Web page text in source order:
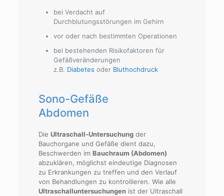
bei Verdacht auf
Durchblutungsstörungen im Gehirn
vor oder nach bestimmten Operationen
bei bestehenden Risikofaktoren für
Gefäßveränderungen
z.B. Diabetes oder Bluthochdruck
Sono-Gefäße
Abdomen
DieUltraschall-Untersuchung der
Bauchorgane und Gefäße dient dazu,
Beschwerden imBauchraum (Abdomen)
abzuklären, möglichst eindeutige Diagnosen
zu Erkrankungen zu treffen und den Verlauf
von Behandlungen zu kontrollieren. Wie alle
Ultraschalluntersuchungen ist der Ultraschall